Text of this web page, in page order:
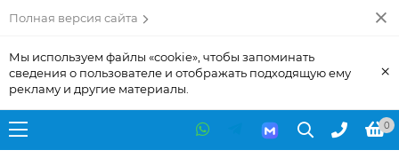
Полная версия сайта
Мы используем файлы «cookie», чтобы запоминать
сведения о пользователе и отображать подходящую ему
рекламу и другие материалы.
×
0